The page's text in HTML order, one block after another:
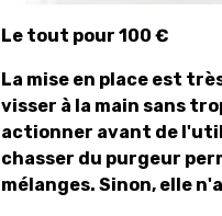
Le tout pour 100 €
La mise en place est
visser à la main sans
actionner avant de
chasser du purgeur
mélanges. Sinon, elle